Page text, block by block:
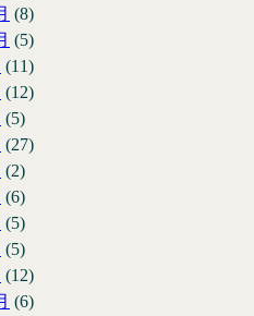
(8)
(5)
(11)
(12)
(5)
(27)
(2)
(6)
(5)
(5)
(12)
(6)